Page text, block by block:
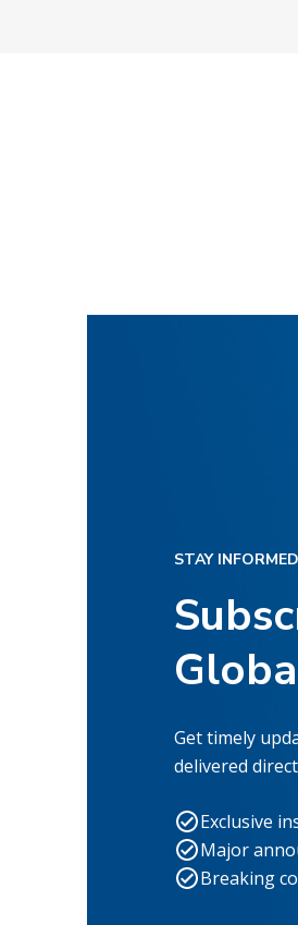
STAY INFORMED
Get timely
delivered
Exclusive
Major
Breaking